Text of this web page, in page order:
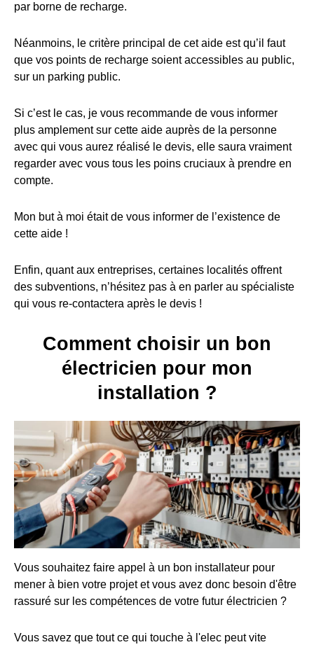
par borne de recharge.
Néanmoins, le critère principal de cet aide est qu’il faut
que vos points de recharge soient accessibles au public,
sur un parking public.
Si c’est le cas, je vous recommande de vous informer
plus amplement sur cette aide auprès de la personne
avec qui vous aurez réalisé le devis, elle saura vraiment
regarder avec vous tous les poins cruciaux à prendre en
compte.
Mon but à moi était de vous informer de l’existence de
cette aide !
Enfin, quant aux entreprises, certaines localités offrent
des subventions, n’hésitez pas à en parler au spécialiste
qui vous re-contactera après le devis !
Comment choisir un bon
électricien pour mon
installation ?
Vous souhaitez faire appel à un bon installateur pour
mener à bien votre projet et vous avez donc besoin d'être
rassuré sur les compétences de votre futur électricien ?
Vous savez que tout ce qui touche à l'elec peut vite